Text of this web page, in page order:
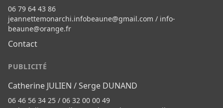
06 79 64 43 86
jeannettemonarchi.infobeaune@gmail.com / info-
beaune@orange.fr
Contact
PUBLICITÉ
Catherine JULIEN / Serge DUNAND
06 46 56 34 25 / 06 32 00 00 49